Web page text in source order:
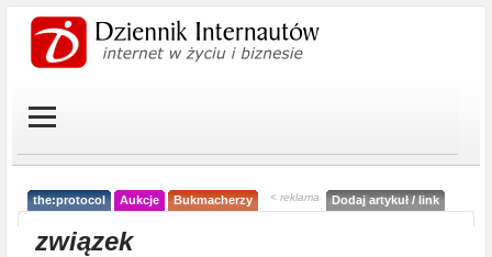
the:protocol Aukcje Bukmacherzy < reklama Dodaj artykuł / link
związek